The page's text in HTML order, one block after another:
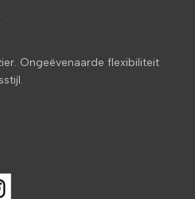
Ongeëvenaarde flexibiliteit